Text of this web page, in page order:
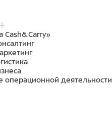
Cash&Carry»
операционной деятельности